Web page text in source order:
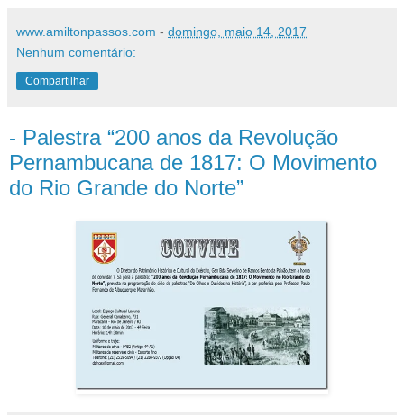
www.amiltonpassos.com - domingo, maio 14, 2017
Nenhum comentário:
Compartilhar
- Palestra “200 anos da Revolução
Pernambucana de 1817: O Movimento
do Rio Grande do Norte”